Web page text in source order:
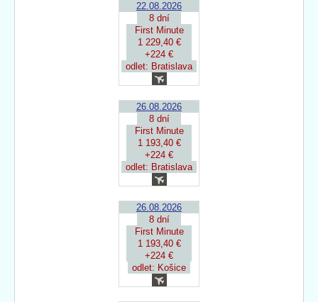
22.08.2026
8 dní
First Minute
1 229,40 €
+224 €
odlet: Bratislava
26.08.2026
8 dní
First Minute
1 193,40 €
+224 €
odlet: Bratislava
26.08.2026
8 dní
First Minute
1 193,40 €
+224 €
odlet: Košice